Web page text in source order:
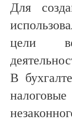
Для
цели
В